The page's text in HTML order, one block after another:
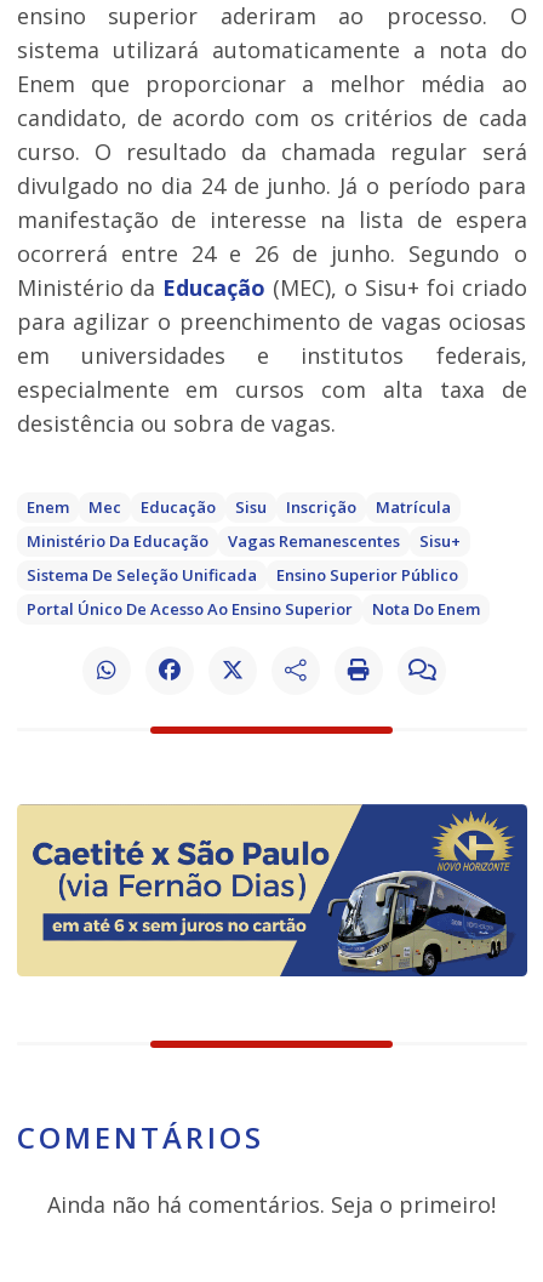
ensino superior aderiram ao processo. O
sistema utilizará automaticamente a nota do
Enem que proporcionar a melhor média ao
candidato, de acordo com os critérios de cada
curso. O resultado da chamada regular será
divulgado no dia 24 de junho. Já o período para
manifestação de interesse na lista de espera
ocorrerá entre 24 e 26 de junho. Segundo o
Ministério da Educação (MEC), o Sisu+ foi criado
para agilizar o preenchimento de vagas ociosas
em universidades e institutos federais,
especialmente em cursos com alta taxa de
desistência ou sobra de vagas.
Enem Mec Educação Sisu Inscrição
Matrícula
Ministério Da Educação
Vagas Remanescentes
Sisu+
Sistema De Seleção Unificada
Ensino Superior Público
Portal Único De Acesso Ao Ensino Superior
Nota Do Enem
COMENTÁRIOS
Ainda não há comentários. Seja o primeiro!